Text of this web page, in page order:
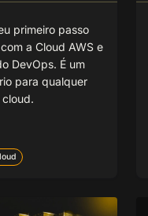
primeiro passo
a Cloud AWS e
DevOps. É um
para qualquer